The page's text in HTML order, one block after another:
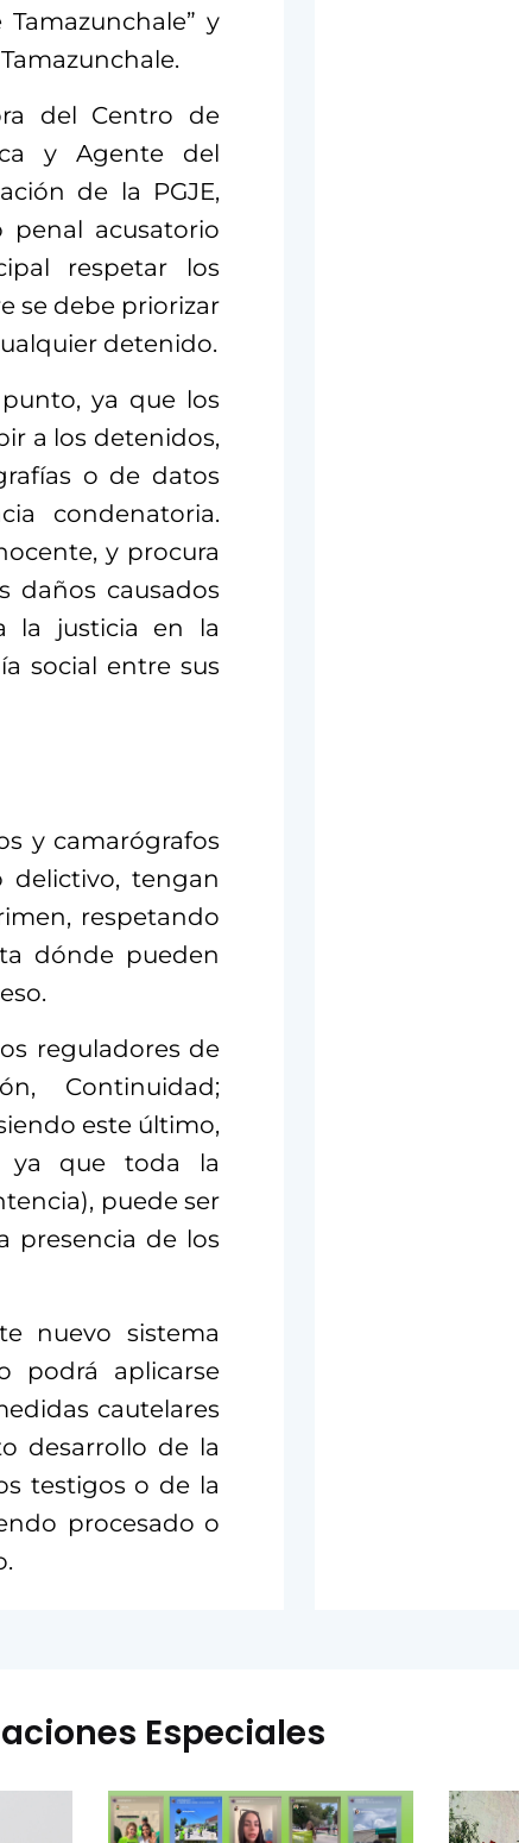
y
del Centro de
y Agente del
de la PGJE,
acusatorio
respetar los
se debe priorizar
detenido.
ya que los
a los detenidos,
o de datos
condenatoria.
y procura
daños causados
la justicia en la
social entre sus
y camarógrafos
tengan
respetando
dónde pueden
reguladores de
Continuidad;
este último,
ya que toda la
puede ser
presencia de los
nuevo sistema
podrá aplicarse
cautelares
desarrollo de la
testigos o de la
procesado o
Especiales